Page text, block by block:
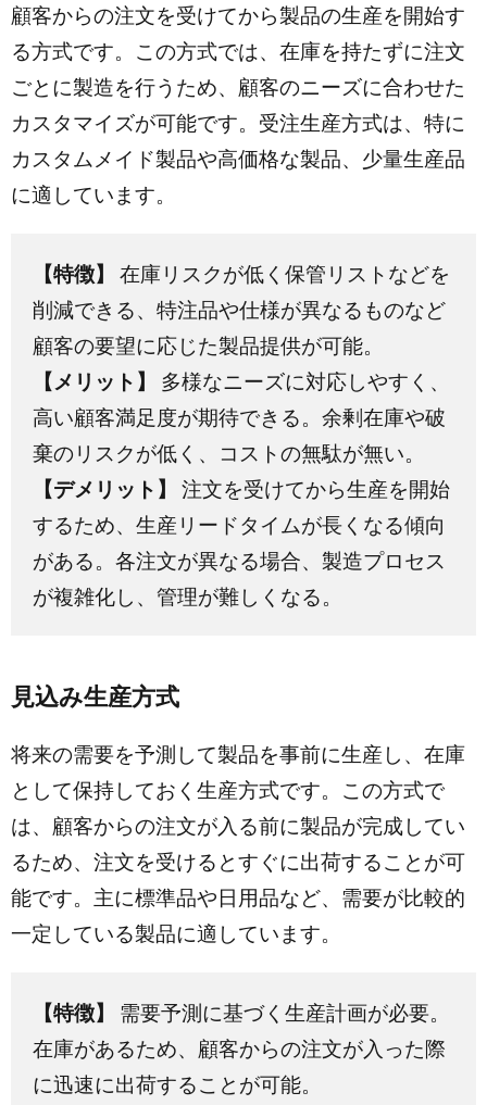
顧客からの注文を受けてから製品の生産を開始す
る方式です。この方式では、在庫を持たずに注文
ごとに製造を行うため、顧客のニーズに合わせた
カスタマイズが可能です。受注生産方式は、特に
カスタムメイド製品や高価格な製品、少量生産品
に適しています。
【特徴】
在庫リスクが低く保管リストなどを
削減できる、特注品や仕様が異なるものなど
顧客の要望に応じた製品提供が可能。
【メリット】
多様なニーズに対応しやすく、
高い顧客満足度が期待できる。余剰在庫や破
棄のリスクが低く、コストの無駄が無い。
【デメリット】
注文を受けてから生産を開始
するため、生産リードタイムが長くなる傾向
がある。各注文が異なる場合、製造プロセス
が複雑化し、管理が難しくなる。
見込み生産方式
将来の需要を予測して製品を事前に生産し、在庫
として保持しておく生産方式です。この方式で
は、顧客からの注文が入る前に製品が完成してい
るため、注文を受けるとすぐに出荷することが可
能です。主に標準品や日用品など、需要が比較的
一定している製品に適しています。
【特徴】
需要予測に基づく生産計画が必要。
在庫があるため、顧客からの注文が入った際
に迅速に出荷することが可能。